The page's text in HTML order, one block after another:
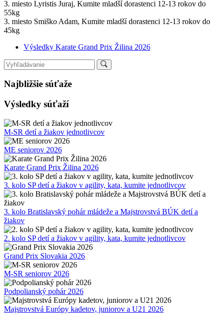
3. miesto Lyristis Juraj, Kumite mladší dorastenci 12-13 rokov do
55kg
3. miesto Smiško Adam, Kumite mladší dorastenci 12-13 rokov do
45kg
Výsledky Karate Grand Prix Žilina 2026
Najbližšie súťaže
Výsledky súťaží
M-SR detí a žiakov jednotlivcov
ME seniorov 2026
Karate Grand Prix Žilina 2026
3. kolo SP detí a žiakov v agility, kata, kumite jednotlivcov
3. kolo Bratislavský pohár mládeže a Majstrovstvá BÚK detí a
žiakov
2. kolo SP detí a žiakov v agility, kata, kumite jednotlivcov
Grand Prix Slovakia 2026
M-SR seniorov 2026
Podpolianský pohár 2026
Majstrovstvá Európy kadetov, juniorov a U21 2026